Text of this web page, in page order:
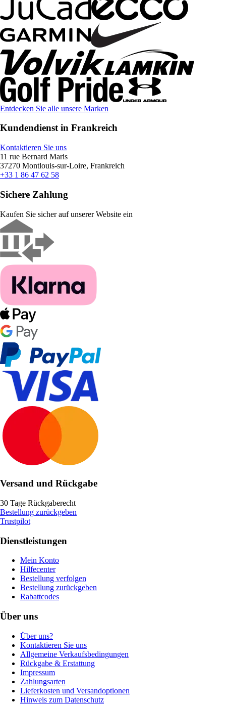
Entdecken Sie alle unsere Marken
Kundendienst in Frankreich
Kontaktieren Sie uns
11 rue Bernard Maris
37270 Montlouis-sur-Loire, Frankreich
+33 1 86 47 62 58
Sichere Zahlung
Kaufen Sie sicher auf unserer Website ein
Versand und Rückgabe
30 Tage Rückgaberecht
Bestellung zurückgeben
Trustpilot
Dienstleistungen
Mein Konto
Hilfecenter
Bestellung verfolgen
Bestellung zurückgeben
Rabattcodes
Über uns
Über uns?
Kontaktieren Sie uns
Allgemeine Verkaufsbedingungen
Rückgabe & Erstattung
Impressum
Zahlungsarten
Lieferkosten und Versandoptionen
Hinweis zum Datenschutz